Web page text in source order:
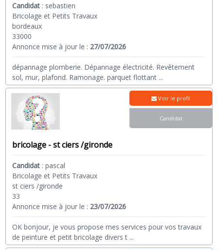
Candidat : sebastien
Bricolage et Petits Travaux
bordeaux
33000
Annonce mise à jour le : 27/07/2026
dépannage plomberie. Dépannage électricité. Revêtement
sol, mur, plafond. Ramonage. parquet flottant ...
bricolage - st ciers /gironde
Candidat :pascal
Bricolage et Petits Travaux
st ciers /gironde
33
Annonce mise à jour le : 23/07/2026
OK bonjour, je vous propose mes services pour vos travaux
de peinture et petit bricolage divers t ...
Voir le profil
Candidat